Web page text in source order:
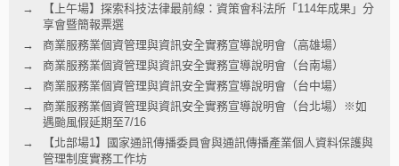
【上午場】探索科技法律最前線：資策會科法所「114年成果」分
享會暨簡報票選
商業服務業個資管理與資訊安全實務宣導說明會（高雄場）
商業服務業個資管理與資訊安全實務宣導說明會（台南場）
商業服務業個資管理與資訊安全實務宣導說明會（台中場）
商業服務業個資管理與資訊安全實務宣導說明會（台北場）※如
遇颱風假延期至7/16
【北部場1】國家通訊傳播委員會與通訊傳播產業個人資料保護與
管理制度實務工作坊